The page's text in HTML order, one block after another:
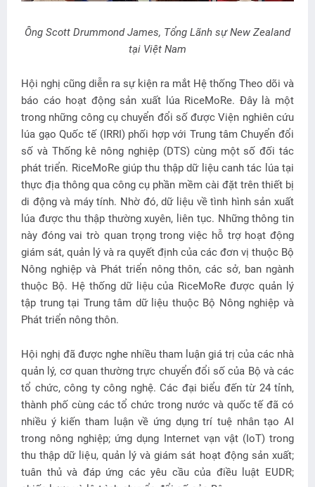
Ông Scott Drummond James, Tổng Lãnh sự New Zealand
tại Việt Nam
Hội nghị cũng diễn ra sự kiện ra mắt Hệ thống Theo dõi và
báo cáo hoạt động sản xuất lúa RiceMoRe. Đây là một
trong những công cụ chuyển đổi số được Viện nghiên cứu
lúa gạo Quốc tế (IRRI) phối hợp với Trung tâm Chuyển đổi
số và Thống kê nông nghiệp (DTS) cùng một số đối tác
phát triển. RiceMoRe giúp thu thập dữ liệu canh tác lúa tại
thực địa thông qua công cụ phần mềm cài đặt trên thiết bị
di động và máy tính. Nhờ đó, dữ liệu về tình hình sản xuất
lúa được thu thập thường xuyên, liên tục. Những thông tin
này đóng vai trò quan trọng trong việc hỗ trợ hoạt động
giám sát, quản lý và ra quyết định của các đơn vị thuộc Bộ
Nông nghiệp và Phát triển nông thôn, các sở, ban ngành
thuộc Bộ. Hệ thống dữ liệu của RiceMoRe được quản lý
tập trung tại Trung tâm dữ liệu thuộc Bộ Nông nghiệp và
Phát triển nông thôn.
Hội nghị đã được nghe nhiều tham luận giá trị của các nhà
quản lý, cơ quan thường trực chuyển đổi số của Bộ và các
tổ chức, công ty công nghệ. Các đại biểu đến từ 24 tỉnh,
thành phố cùng các tổ chức trong nước và quốc tế đã có
nhiều ý kiến tham luận về ứng dụng trí tuệ nhân tạo AI
trong nông nghiệp; ứng dụng Internet vạn vật (IoT) trong
thu thập dữ liệu, quản lý và giám sát hoạt động sản xuất;
tuân thủ và đáp ứng các yêu cầu của điều luật EUDR;